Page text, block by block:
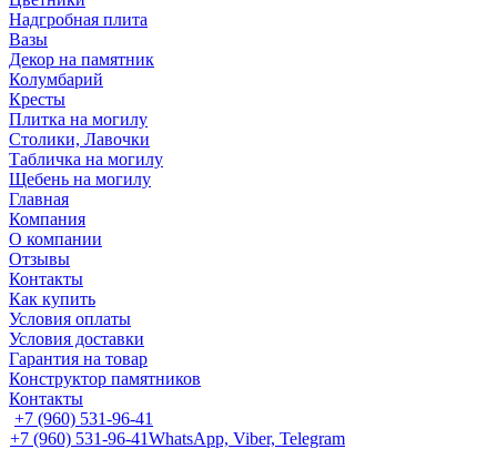
Надгробная плита
Вазы
Декор на памятник
Колумбарий
Кресты
Плитка на могилу
Столики, Лавочки
Табличка на могилу
Щебень на могилу
Главная
Компания
О компании
Отзывы
Контакты
Как купить
Условия оплаты
Условия доставки
Гарантия на товар
Конструктор памятников
Контакты
+7 (960) 531-96-41
+7 (960) 531-96-41WhatsApp, Viber, Telegram